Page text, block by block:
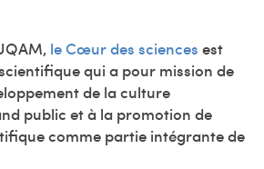
le Cœur des sciences est
qui a pour mission de
de la culture
public et à la promotion de
comme partie intégrante de